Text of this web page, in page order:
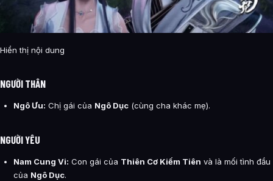
Hiển thị nội dung
NGƯỜI THÂN
Ngô Ưu: Chị gái của Ngô Dục (cùng cha khác mẹ).
NGƯỜI YÊU
Nam Cung Vi: Con gái của Thiên Cơ Kiếm Tiên và là mối tình đầu
của Ngô Dục.